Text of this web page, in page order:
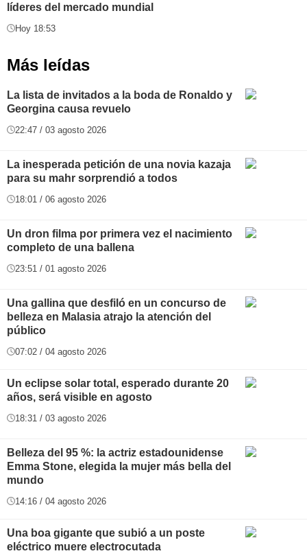
líderes del mercado mundial
Hoy 18:53
Más leídas
La lista de invitados a la boda de Ronaldo y
Georgina causa revuelo
22:47 / 03 agosto 2026
La inesperada petición de una novia kazaja
para su mahr sorprendió a todos
18:01 / 06 agosto 2026
Un dron filma por primera vez el nacimiento
completo de una ballena
23:51 / 01 agosto 2026
Una gallina que desfiló en un concurso de
belleza en Malasia atrajo la atención del
público
07:02 / 04 agosto 2026
Un eclipse solar total, esperado durante 20
años, será visible en agosto
18:31 / 03 agosto 2026
Belleza del 95 %: la actriz estadounidense
Emma Stone, elegida la mujer más bella del
mundo
14:16 / 04 agosto 2026
Una boa gigante que subió a un poste
eléctrico muere electrocutada